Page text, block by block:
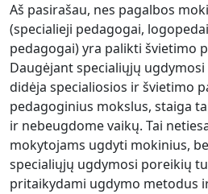
Aš pasirašau, nes pagalbos
(specialieji pedagogai,
pedagogai) yra palikti švietimo
Daugėjant specialiųjų
didėja specialiosios ir švietimo
pedagoginius mokslus, staiga
ir nebeugdome vaikų. Tai
mokytojams ugdyti mokinius,
specialiųjų ugdymosi poreikių
pritaikydami ugdymo metodus